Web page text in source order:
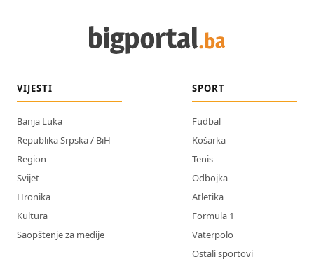
VIJESTI
Banja Luka
Republika Srpska / BiH
Region
Svijet
Hronika
Kultura
Saopštenje za medije
SPORT
Fudbal
Košarka
Tenis
Odbojka
Atletika
Formula 1
Vaterpolo
Ostali sportovi